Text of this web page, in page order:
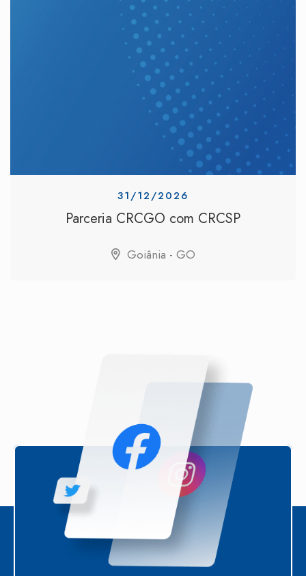
31/12/2026
Parceria CRCGO com CRCSP
Goiânia - GO